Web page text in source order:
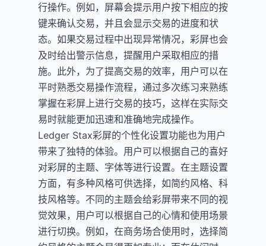
行操作。例如，屏幕会提示用户按下相应的按
键来确认交易，并且会显示交易的进度和状
态。如果交易过程中出现异常情况，彩屏也会
及时给出警示信息，提醒用户采取相应的措
施。此外，为了提高交易的效率，用户可以在
平时熟悉交易操作流程，通过多次练习来熟练
掌握在彩屏上进行交易的技巧，这样在实际交
易时就能更加迅速和准确地完成操作。
Ledger Stax彩屏的个性化设置功能也为用户
带来了独特的体验。用户可以根据自己的喜好
对彩屏的主题、字体等进行设置。在主题设置
方面，有多种风格可供选择，如简约风格、科
技风格等。不同的主题会给彩屏带来不同的视
觉效果，用户可以根据自己的心情和使用场景
进行切换。例如，在商务场合使用时，选择简